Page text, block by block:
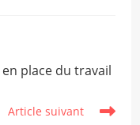
place du travail
Article suivant